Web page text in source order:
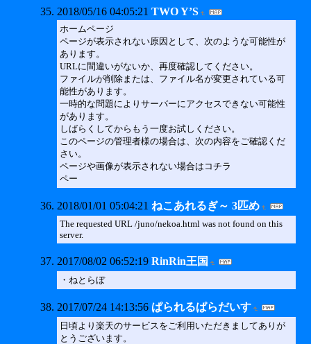
2018/05/16 04:05:21 TWO Y’S
ホームページ
ページが表示されない原因として、次のような可能性が
あります。
URLに間違いがないか、再度確認してください。
ファイルが削除または、ファイル名が変更されている可
能性があります。
一時的な問題によりサーバーにアクセスできない可能性
があります。
しばらくしてからもう一度お試しください。
このページの管理者様の場合は、次の内容をご確認くだ
さい。
ページや画像が表示されない場合はコチラ
ペー
2018/01/01 05:04:21 ねこあれるぎ～ 3匹め
The requested URL /juno/nekoa.html was not found on this
server.
2017/08/02 06:52:19 RinRin王国
・ねとらぼ
2017/07/24 14:13:56 ぱられるぱらだいす
日頃より楽天のサービスをご利用いただきましてありが
とうございます。